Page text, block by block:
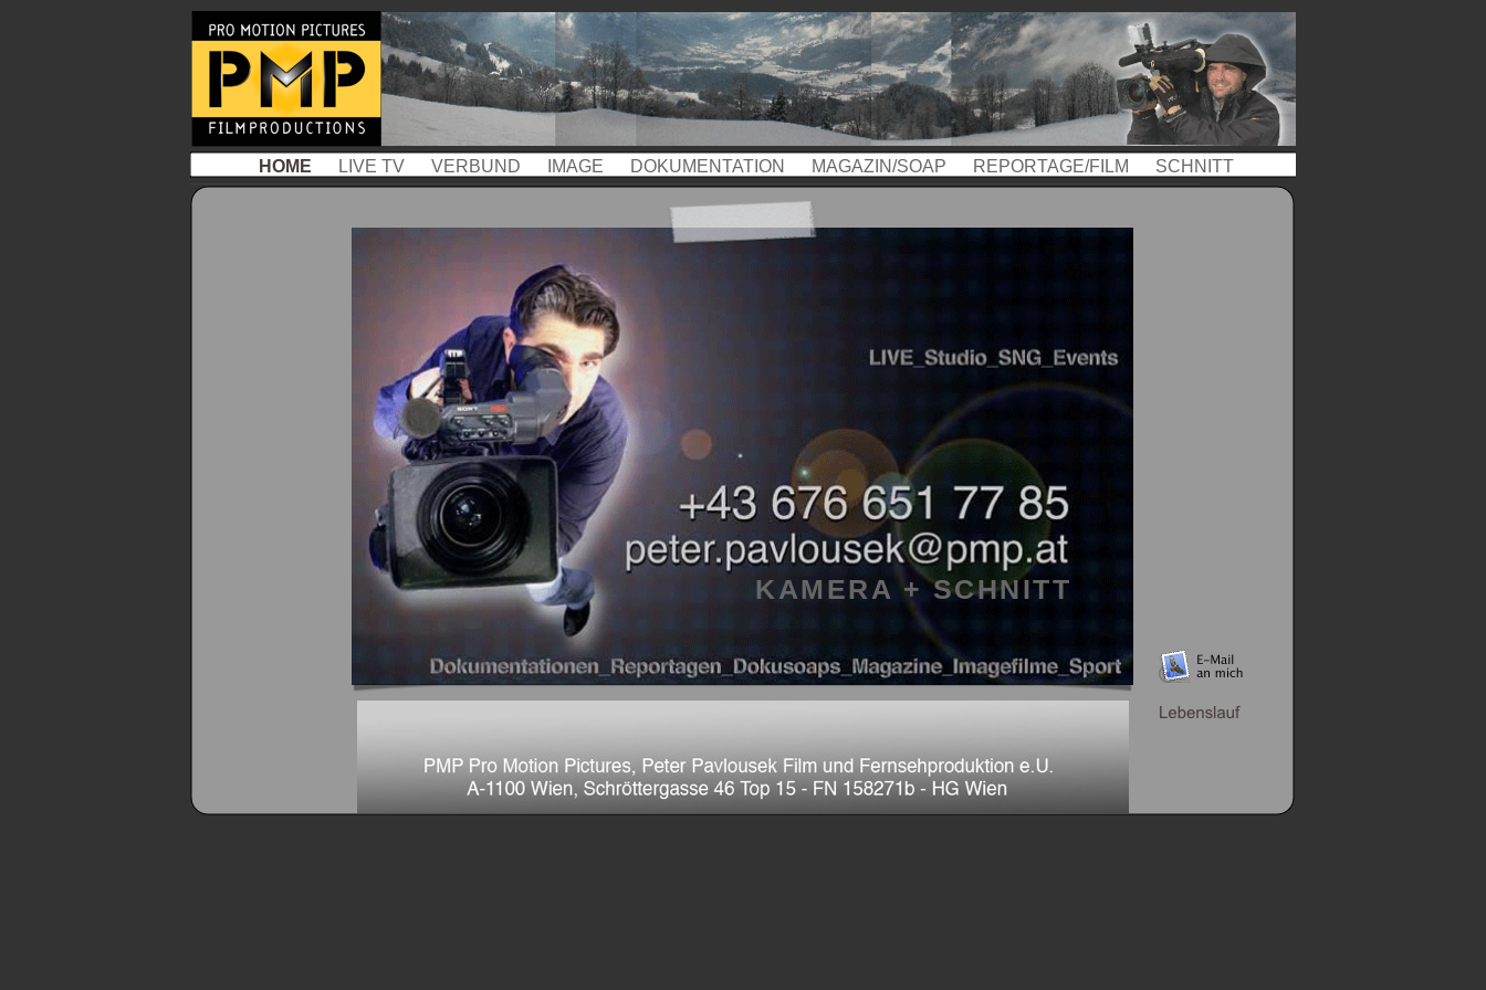
HOME LIVE TV VERBUND IMAGE DOKUMENTATION MAGAZIN/SOAP REPORTAGE/FILM SCHNITT
KAMERA + SCHNITT